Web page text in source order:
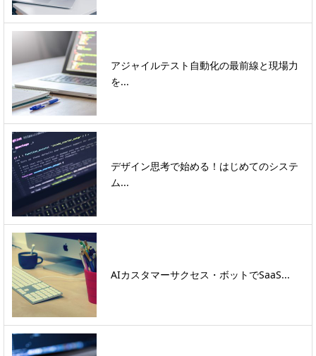
アジャイルテスト自動化の最前線と現場力
を...
デザイン思考で始める！はじめてのシステ
ム...
AIカスタマーサクセス・ボットでSaaS...